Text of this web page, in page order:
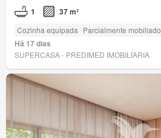
1 37 m²
Cozinha equipada Parcialmente mobiliado
Há 17 dias
SUPERCASA - PREDIMED IMOBILÍARIA